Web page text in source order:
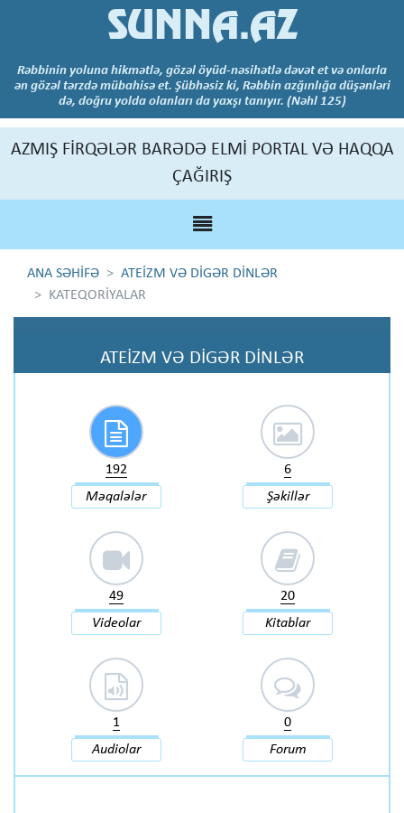
SUNNA.AZ
Rəbbinin yoluna hikmətlə, gözəl öyüd-nəsihətlə dəvət et və onlarla
ən gözəl tərzdə mübahisə et. Şübhəsiz ki, Rəbbin azğınlığa düşənləri
də, doğru yolda olanları da yaxşı tanıyır. (Nəhl 125)
AZMIŞ FİRQƏLƏR BARƏDƏ ELMİ PORTAL VƏ HAQQA
ÇAĞIRIŞ
ANA SƏHİFƏ
ATEİZM VƏ DİGƏR DİNLƏR
KATEQORİYALAR
ATEİZM VƏ DİGƏR DİNLƏR
192
Məqalələr
6
Şəkillər
49
Videolar
20
Kitablar
1
Audiolar
0
Forum